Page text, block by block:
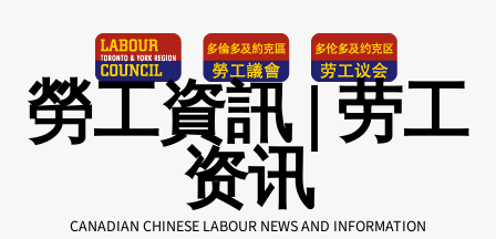
勞工資訊 | 劳工
资讯
CANADIAN CHINESE LABOUR NEWS AND INFORMATION